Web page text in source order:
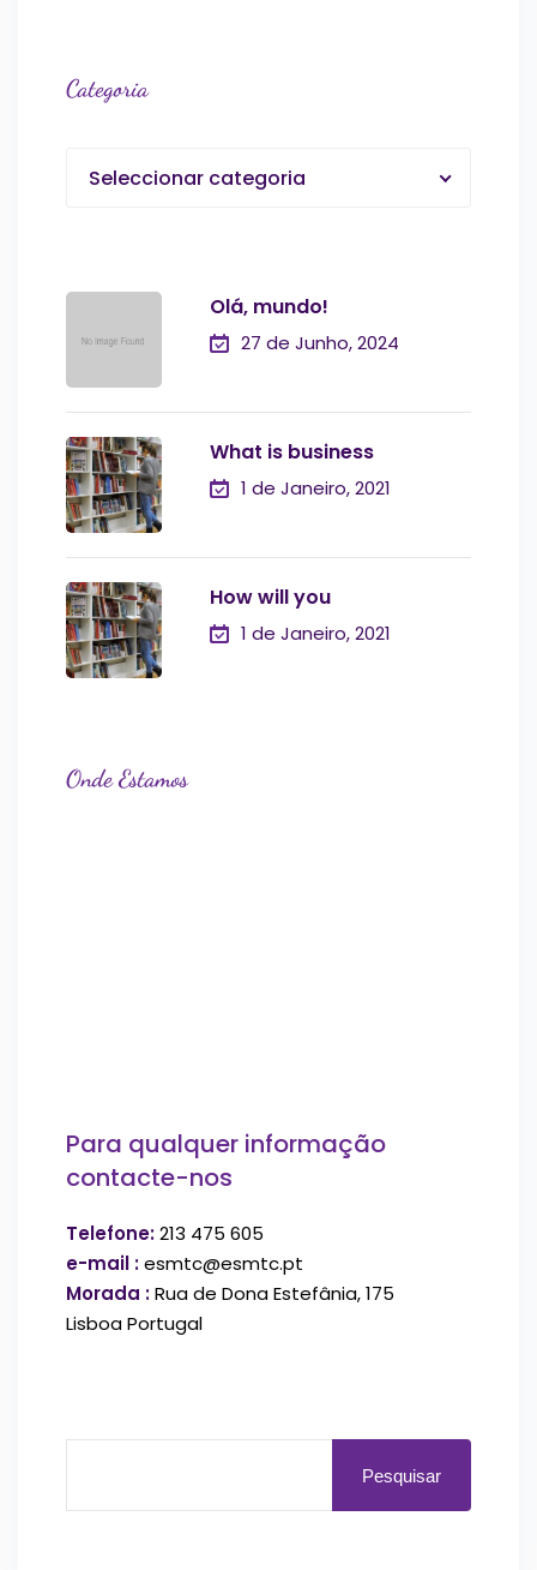
Categoria
Seleccionar categoria
Olá, mundo!
27 de Junho, 2024
What is business
1 de Janeiro, 2021
How will you
1 de Janeiro, 2021
Onde Estamos
Para qualquer informação
contacte-nos
Telefone:213 475 605
e-mail :esmtc@esmtc.pt
Morada :Rua de Dona Estefânia, 175
Lisboa Portugal
Pesquisar